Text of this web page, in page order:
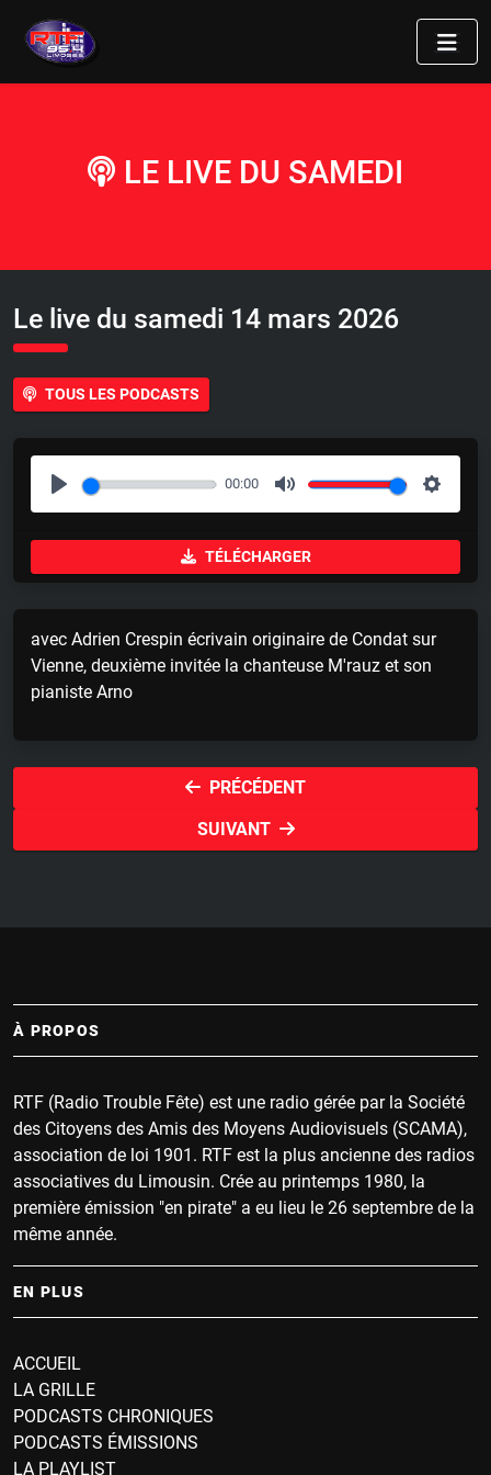
LE LIVE DU SAMEDI
Le live du samedi 14 mars 2026
TOUS LES PODCASTS
P
l
00:00
M
u
t
S
e
TÉLÉCHARGER
avec Adrien Crespin écrivain originaire de Condat sur
Vienne, deuxième invitée la chanteuse M'rauz et son
pianiste Arno
PRÉCÉDENT
SUIVANT
À PROPOS
RTF (Radio Trouble Fête) est une radio gérée par la Société
des Citoyens des Amis des Moyens Audiovisuels (SCAMA),
association de loi 1901. RTF est la plus ancienne des radios
associatives du Limousin. Crée au printemps 1980, la
première émission "en pirate" a eu lieu le 26 septembre de la
même année.
EN PLUS
ACCUEIL
LA GRILLE
PODCASTS CHRONIQUES
PODCASTS ÉMISSIONS
LA PLAYLIST